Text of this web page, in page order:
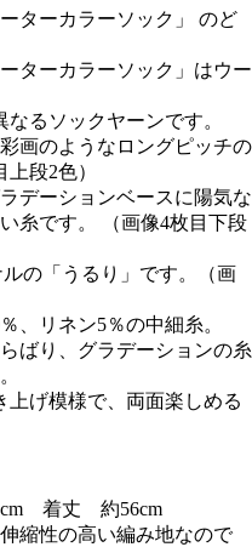
ターカラーソック」 のど
ターカラーソック」はウー
るソックヤーンです。
画のようなロングピッチの
段2色）
デーションベースに陽気な
糸です。 （画像4枚目下段
の「うるり」です。（画
、リネン5％の中細糸。
ばり、グラデーションの糸
上げ模様で、両面楽しめる
着丈 約56cm
縮性の高い編み地なので